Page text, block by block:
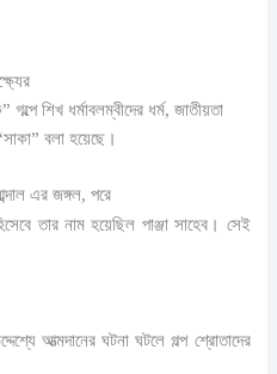
শিখ ধর্মাবলম্বীদের ধর্ম, জাতীয়তা
বলা হয়েছে।
এর জঙ্গল, পরে
তার নাম হয়েছিল পাঞ্জা সাহেব। সেই
আত্মদানের ঘটনা ঘটলে গল্প শ্রোতাদের